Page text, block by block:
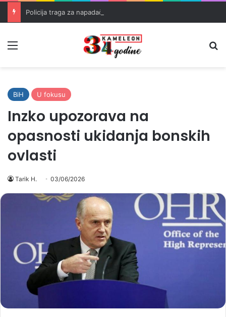
Policija traga za napadačima nakon pucnjave u Brčkom
BiH U fokusu
Inzko upozorava na
opasnosti ukidanja bonskih
ovlasti
Tarik H. 03/06/2026